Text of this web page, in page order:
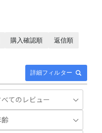
詳細フィルター
購入確認順 返信順